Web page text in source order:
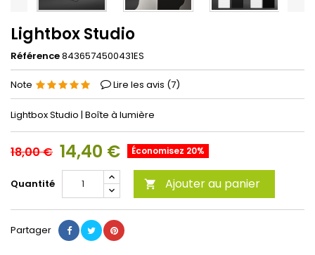
Lightbox Studio
Référence8436574500431ES
Note Lire les avis (7)
Lightbox Studio | Boîte à lumière
18,00 € 14,40 € Économisez 20%
Quantité  Ajouter au panier
Partager